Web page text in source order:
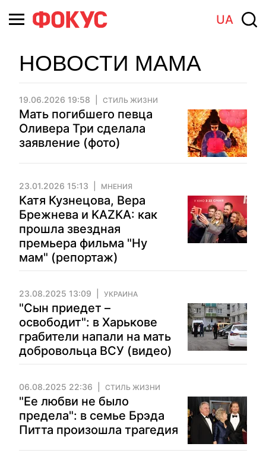
UA
НОВОСТИ МАМА
19.06.2026 19:58 СТИЛЬ ЖИЗНИ
Мать погибшего певца
Оливера Три сделала
заявление (фото)
23.01.2026 15:13 МНЕНИЯ
Катя Кузнецова, Вера
Брежнева и KAZKA: как
прошла звездная
премьера фильма "Ну
мам" (репортаж)
23.08.2025 13:09 УКРАИНА
"Сын приедет –
освободит": в Харькове
грабители напали на мать
добровольца ВСУ (видео)
06.08.2025 22:36 СТИЛЬ ЖИЗНИ
"Ее любви не было
предела": в семье Брэда
Питта произошла трагедия